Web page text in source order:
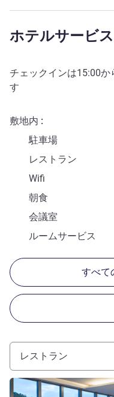
ホテルサービス
チェックインは15:00か
す
敷地内
駐車場
レストラン
Wifi
朝食
会議室
ルームサービス
すべて
レストラン
詳細を表示